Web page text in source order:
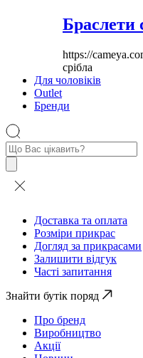
Браслети
https://
срібла
Для чоловіків
Outlet
Бренди
Пошук
товарів
Доставка та оплата
Розміри прикрас
Догляд за прикрасами
Залишити відгук
Часті запитання
Знайти бутік поряд
Про бренд
Виробництво
Акції